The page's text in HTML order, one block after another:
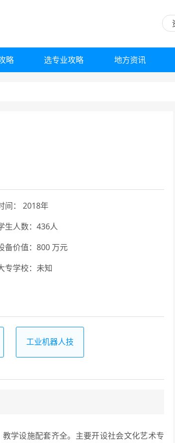
略 选专业攻略 地方资讯
间： 2018年
生人数：436人
备价值：800 万元
专学校：未知
工业机器人技
学设施配套齐全。主要开设社会文化艺术专